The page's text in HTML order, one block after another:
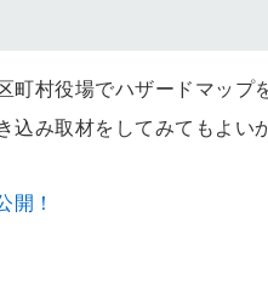
村役場でハザードマップ
み取材をしてみてもよい
開！